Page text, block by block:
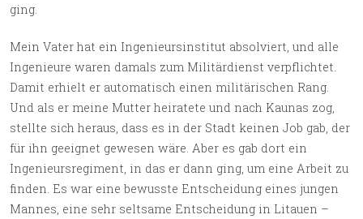
ging.
Mein Vater hat ein Ingenieursinstitut absolviert, und alle
Ingenieure waren damals zum Militärdienst verpflichtet.
Damit erhielt er automatisch einen militärischen Rang.
Und als er meine Mutter heiratete und nach Kaunas zog,
stellte sich heraus, dass es in der Stadt keinen Job gab, der
für ihn geeignet gewesen wäre. Aber es gab dort ein
Ingenieursregiment, in das er dann ging, um eine Arbeit zu
finden. Es war eine bewusste Entscheidung eines jungen
Mannes, eine sehr seltsame Entscheidung in Litauen –